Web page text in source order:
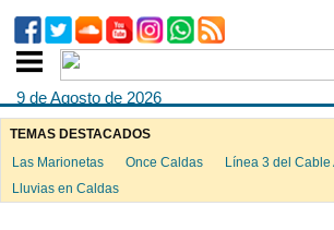
9 de Agosto de 2026
TEMAS DESTACADOS
Las Marionetas
Once Caldas Línea 3 del Cable
Lluvias en Caldas